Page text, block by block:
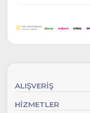
ALIŞVERİŞ
HİZMETLER